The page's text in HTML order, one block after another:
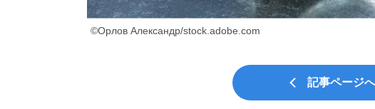
©Орлов Александр/stock.adobe.com
記事ページ